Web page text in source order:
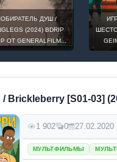
ДУШ /
(2024) BDRIP
ОТ GENERALFILM...
Brickleberry [S01-03]
1 902 0 27.02.2020
МУЛЬТФИЛЬМЫ